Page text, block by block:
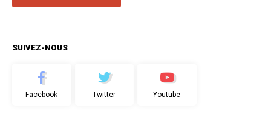
SUIVEZ-NOUS
Facebook Twitter Youtube